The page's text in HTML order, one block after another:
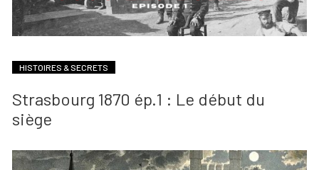
HISTOIRES & SECRETS
Strasbourg 1870 ép.1 : Le début du
siège